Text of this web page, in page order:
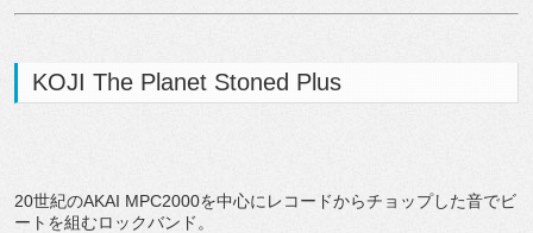
KOJI The Planet Stoned Plus
20世紀のAKAI MPC2000を中心にレコードからチョップした音でビ
ートを組むロックバンド。